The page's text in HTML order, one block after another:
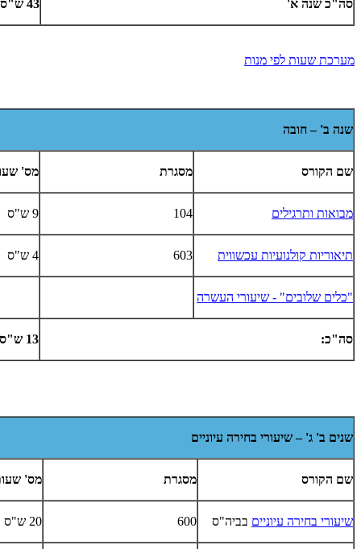
סה"כ שנה א' 43 ש"ס
מערכת שעות לפי מנות
שנה ב' – חובה
שם הקורס מסגרת מס'
מבואות ותרגילים 104 9 ש"ס
תיאוריות קולנועיות עכשווית 603 4 ש"ס
"כלים שלובים" - שיעורי העשרה
סה"כ: 13 ש"ס
שנים ב' ג' – שיעורי בחירה עיוניים
שם הקורס מסגרת מס'
שיעורי בחירה עיוניים בביה"ס 600 20 ש"ס